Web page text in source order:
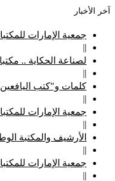
آخر الأخبار
جمعية الإمارات
||
لصناعة الحكاية ..
||
كلمات و"كتب اليافعين" تهديان 350 كتاباً لأطفال
||
جمعية الإمارات
||
الأرشيف والمكتبة
||
جمعية الإمارات
||